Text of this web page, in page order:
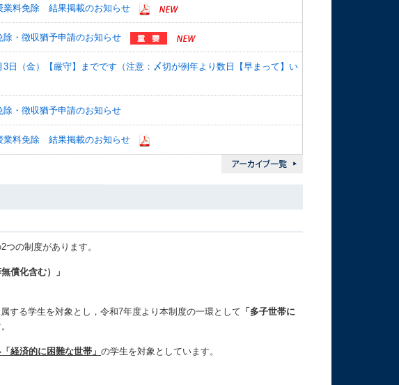
業料免除 結果掲載のお知らせ
・徴収猶予申請のお知らせ
日（金）【厳守】までです（注意：〆切が例年より数日【早まって】い
・徴収猶予申請のお知らせ
業料免除 結果掲載のお知らせ
つの制度があります。
償化含む）」
する学生を対象とし，令和7年度より本制度の一環として 「多子世帯に
「経済的に困難な世帯」の学生を対象としています。